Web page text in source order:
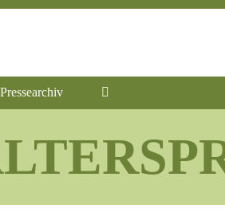
Pressearchiv